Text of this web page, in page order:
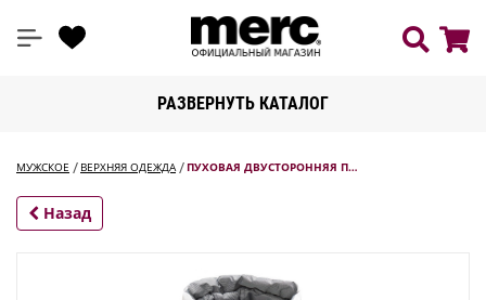
РАЗВЕРНУТЬ КАТАЛОГ
МУЖСКОЕ ВЕРХНЯЯ ОДЕЖДА ПУХОВАЯ ДВУСТОРОННЯЯ П…
Назад